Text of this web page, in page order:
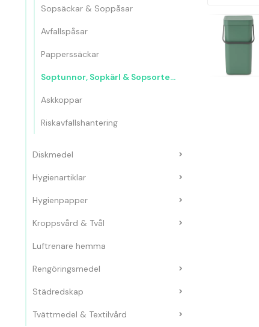
Sopsäckar & Soppåsar
Avfallspåsar
Papperssäckar
Soptunnor, Sopkärl & Sopsorteringskärl
Askkoppar
Riskavfallshantering
Diskmedel
Hygienartiklar
Hygienpapper
Kroppsvård & Tvål
Luftrenare hemma
Rengöringsmedel
Städredskap
Tvättmedel & Textilvård